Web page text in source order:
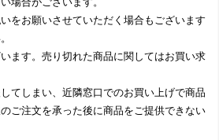
をお願いさせていただく場合もございます
ます。売り切れた商品に関してはお買い求
てしまい、近隣窓口でのお買い上げで商品
ご注文を承った後に商品をご提供できない